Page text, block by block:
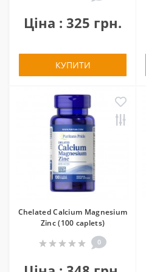
Ціна : 325 грн.
КУПИТИ
Chelated Calcium Magnesium
Zinc (100 caplets)
0